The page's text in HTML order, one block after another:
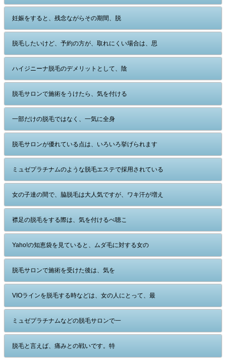
妊娠をすると、残念ながらその期間、脱
脱毛したいけど、予約の方が、取れにくい場合は、思
ハイジニーナ脱毛のデメリットとして、陰
脱毛サロンで施術をうけたら、気を付ける
一部だけの脱毛ではなく、一気に全身
脱毛サロンが優れている点は、いろいろ挙げられます
ミュゼプラチナムのような脱毛エステで採用されている
女の子達の間で、脇脱毛は大人気ですが、ワキ汗が増え
襟足の脱毛をする際は、気を付けるべ聴こ
Yaho!の知恵袋を見ていると、ムダ毛に対する女の
脱毛サロンで施術を受けた後は、気を
VIOラインを脱毛する時などは、女の人にとって、最
ミュゼプラチナムなどの脱毛サロンで一
脱毛と言えば、痛みとの戦いです。特